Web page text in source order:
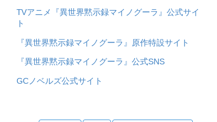
TVアニメ『異世界黙示録マイノグーラ』公式サイ
ト
『異世界黙示録マイノグーラ』原作特設サイト
『異世界黙示録マイノグーラ』公式SNS
GCノベルズ公式サイト